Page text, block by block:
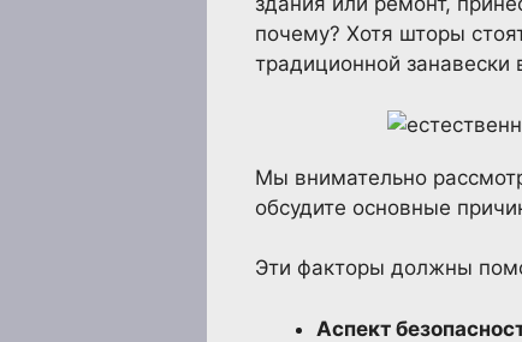
почему? Хотя шторы
традиционной
Мы внимательно
обсудите основные
Эти факторы должны
Аспект